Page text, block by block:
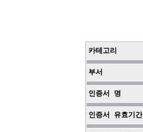
카테고리
부서
인증서 명
인증서 유효기간